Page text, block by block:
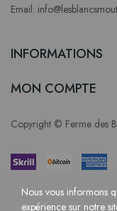
Email:
INFORMATIONS
MON COMPTE
Copyright © Ferme des
Nous vous informons
expérience sur notre